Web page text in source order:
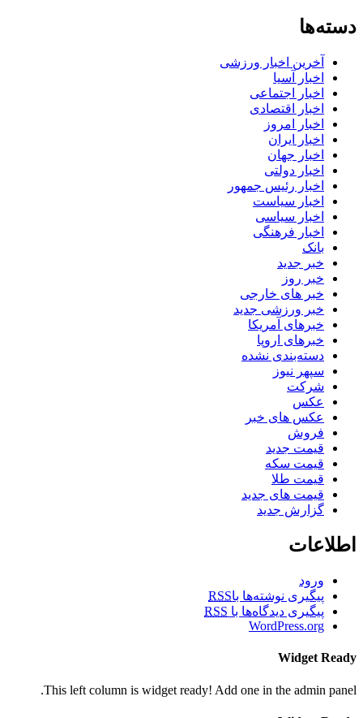
دسته‌ها
آخرین اخبار ورزشی
اخبار آسیا
اخبار اجتماعی
اخبار اقتصادی
اخبار امروز
اخبار ایران
اخبار جهان
اخبار دولتی
اخبار رئیس جمهور
اخبار سیاست
اخبار سیاسی
اخبار فرهنگی
بانک
خبر جدید
خبر روز
خبر های خارجی
خبر ورزشی جدید
خبرهای آمریکا
خبرهای اروپا
دسته‌بندی نشده
سپهر نیوز
شرکت
عکس
عکس های خبر
فروش
قیمت جدید
قیمت سکه
قیمت طلا
قیمت های جدید
گزارش جدید
اطلاعات
ورود
پیگیری نوشته‌ها باRSS
پیگیری دیدگاه‌ها با RSS
WordPress.org
Widget Ready
This left column is widget ready! Add one in the admin panel.